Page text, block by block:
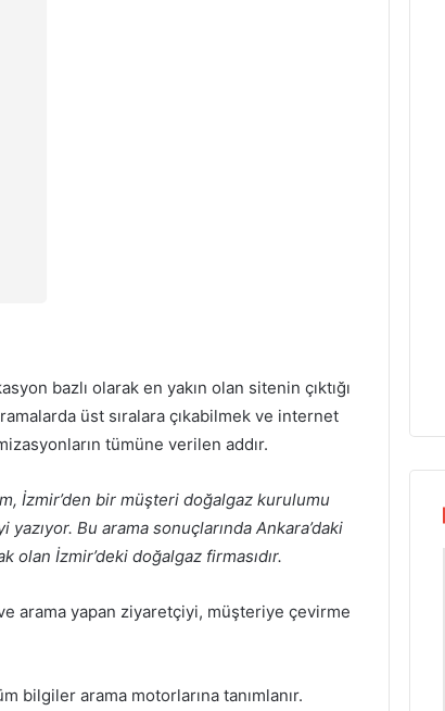
bazlı olarak en yakın olan sitenin çıktığı
üst sıralara çıkabilmek ve internet
tümüne verilen addır.
İzmir’den bir müşteri doğalgaz kurulumu
Bu arama sonuçlarında Ankara’daki
olan İzmir’deki doğalgaz firmasıdır.
arama yapan ziyaretçiyi, müşteriye çevirme
bilgiler arama motorlarına tanımlanır.